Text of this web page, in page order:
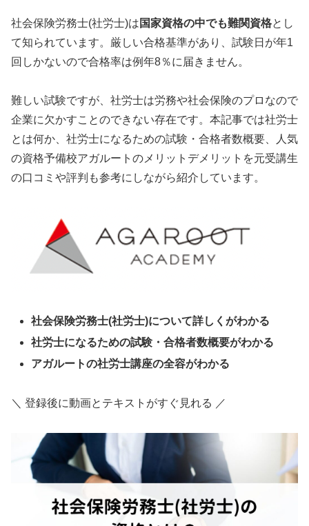
社会保険労務士(社労士)は 国家資格の中でも難関資格とし
て知られています。厳しい合格基準があり、試験日が年1
回しかないので合格率は例年8％に届きません。
難しい試験ですが、社労士は労務や社会保険のプロなので
企業に欠かすことのできない存在です。本記事では社労士
とは何か、社労士になるための試験・合格者数概要、人気
の資格予備校アガルートのメリットデメリットを元受講生
の口コミや評判も参考にしながら紹介しています。
社会保険労務士(社労士)について詳しくがわかる
社労士になるための試験・合格者数概要がわかる
アガルートの社労士講座の全容がわかる
＼ 登録後に動画とテキストがすぐ見れる ／